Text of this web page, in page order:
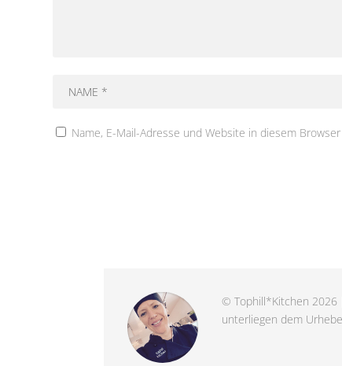
Name, E-Mail-Adresse und Website in diesem
© Tophill*Kitchen 2026
unterliegen dem